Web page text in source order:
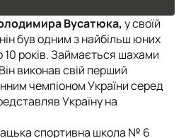
Вусатюка, у своїй
був одним з найбільш юних
10 років. Займається шахами
виконав свій перший
чемпіоном України серед
Україну на
спортивна школа № 6